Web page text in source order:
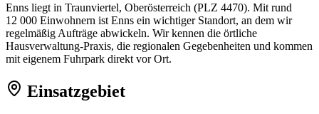
Enns liegt in Traunviertel, Oberösterreich (PLZ 4470). Mit rund
12 000 Einwohnern ist Enns ein wichtiger Standort, an dem wir
regelmäßig Aufträge abwickeln. Wir kennen die örtliche
Hausverwaltung-Praxis, die regionalen Gegebenheiten und kommen
mit eigenem Fuhrpark direkt vor Ort.
Einsatzgebiet